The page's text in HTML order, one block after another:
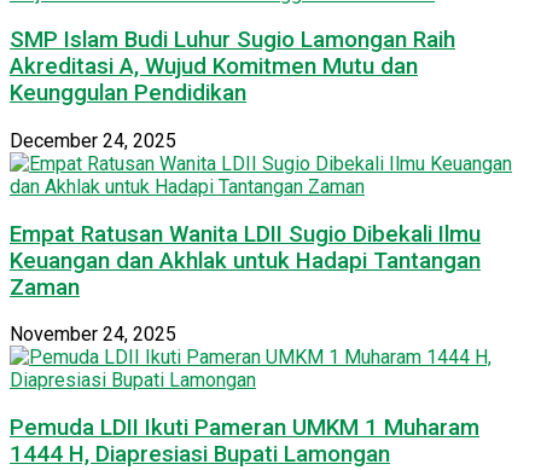
SMP Islam Budi Luhur Sugio Lamongan Raih
Akreditasi A, Wujud Komitmen Mutu dan
Keunggulan Pendidikan
December 24, 2025
Empat Ratusan Wanita LDII Sugio Dibekali Ilmu
Keuangan dan Akhlak untuk Hadapi Tantangan
Zaman
November 24, 2025
Pemuda LDII Ikuti Pameran UMKM 1 Muharam
1444 H, Diapresiasi Bupati Lamongan